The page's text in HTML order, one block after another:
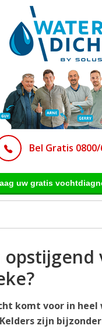
Bel Gratis 0800/
uw gratis
opstijgend
komt voor in heel
zijn